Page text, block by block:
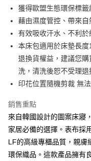
全家取貨付款
每筆NT$60，滿NT$599(
每筆NT$60
付款後全家取貨
每筆NT$60，滿NT$599(
7-11取貨付款
每筆NT$60
離島7-11取貨付款
每筆NT$60
獲得歐盟生態環保標
藉由濕度管控、帶來
有效吸收汗水、不利於
本床包適用於床墊長
退換貨權益，建議您
洗，清洗後恕不受理退
印花位置隨機剪裁 無
銷售重點
來自韓國設計的圖案床寢
家居必備的選擇。表布採
LF的高級專櫃品質，親膚
環保織品。這款產品擁有